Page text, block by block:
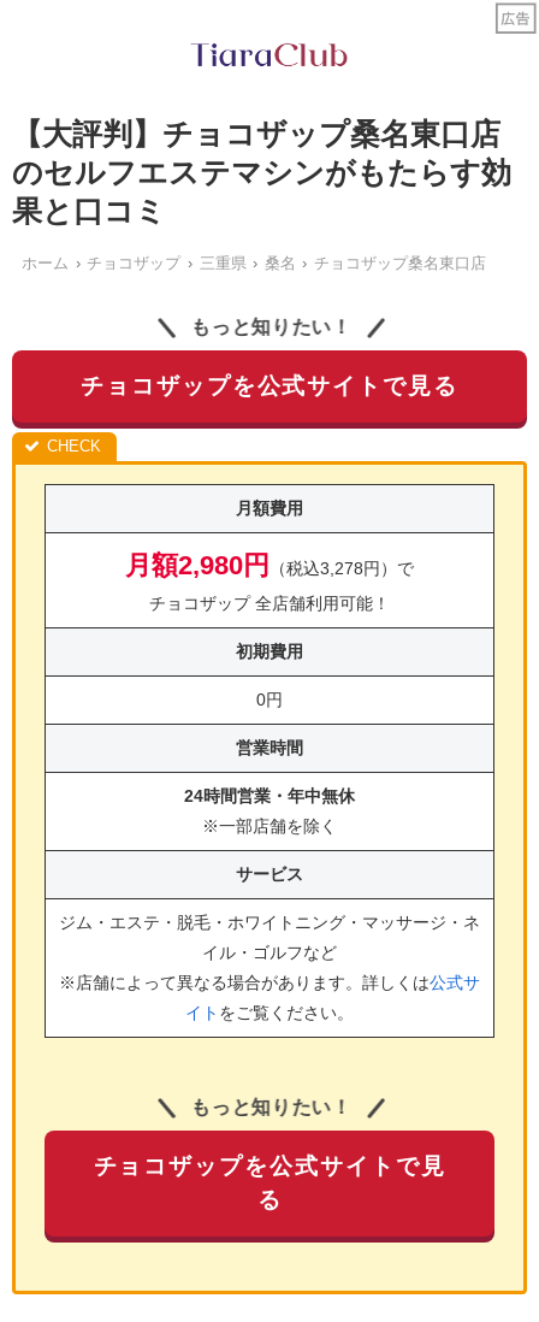
【大評判】チョコザップ桑名東口店
のセルフエステマシンがもたらす効
果と口コミ
ホーム チョコザップ 三重県 桑名 チョコザップ桑名東口店
もっと知りたい！
チョコザップを公式サイトで見る
月額費用
月額2,980円
（税込3,278円）で
チョコザップ 全店舗利用可能！
初期費用
0円
営業時間
24時間営業・年中無休
※一部店舗を除く
サービス
ジム・エステ・脱毛・ホワイトニング・マッサージ・ネ
イル・ゴルフなど
※店舗によって異なる場合があります。詳しくは公式サ
イト をご覧ください。
もっと知りたい！
チョコザップを公式サイトで見
る